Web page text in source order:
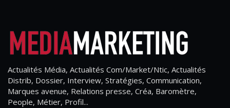
Actualités Média, Actualités Com/Market/Ntic, Actualités
Distrib, Dossier, Interview, Stratégies, Communication,
Marques avenue, Relations presse, Créa, Baromètre,
People, Métier, Profil...